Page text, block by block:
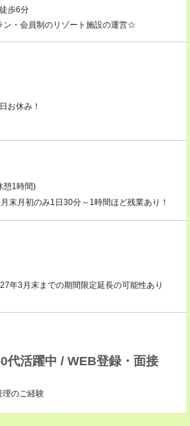
歩6分
・会員制のリゾート施設の運営☆
お休み！
1時間)
月初のみ1日30分～1時間ほど残業あり！
年3月末までの期間限定延長の可能性あり
代活躍中 / WEB登録・面接
理のご経験